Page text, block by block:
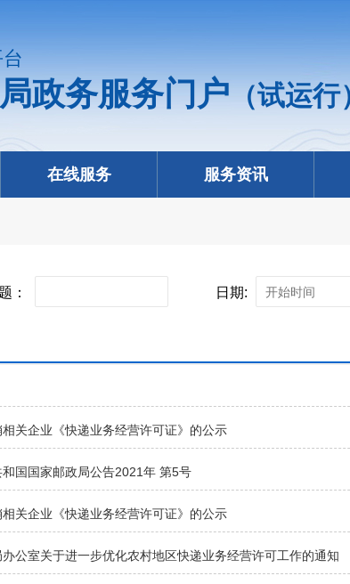
政务服务门户（试运行
在线服务 服务资讯
： 日期:
关企业《快递业务经营许可证》的公示
国国家邮政局公告2021年 第5号
关企业《快递业务经营许可证》的公示
办公室关于进一步优化农村地区快递业务经营许可工作的通知